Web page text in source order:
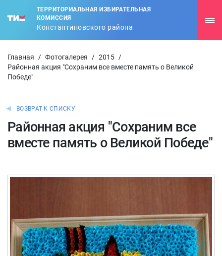
ТЕРРИТОРИАЛЬНАЯ ИЗБИРАТЕЛЬНАЯ
КОМИССИЯ
Константиновского района
Главная / Фотогалерея / 2015 /
Районная акция "Сохраним все вместе память о Великой
Победе"
ВОЗВРАТ К СПИСКУ
Районная акция "Сохраним все
вместе память о Великой Победе"